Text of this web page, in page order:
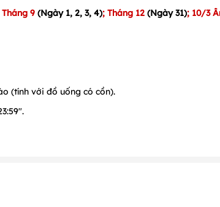
Tháng 9 (Ngày 1, 2, 3, 4); Tháng 12 (Ngày 31); 10/3
(tính với đồ uống có cồn).
tiết.